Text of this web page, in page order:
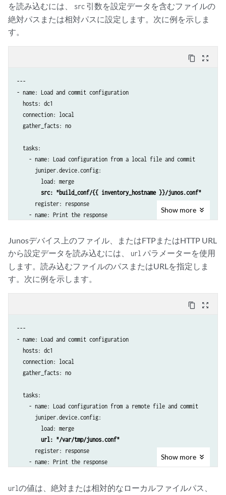
を読み込むには、
src 引数を設定データを含むファイルの
絶対パスまたは相対パスに設定します。次に例を示しま
す。
content_copy zoom_out_map
---
- name: Load and commit configuration
  hosts: dc1
  connection: local
  gather_facts: no
  tasks:
    - name: Load configuration from a local file and commit
      juniper.device.config:
        load: merge
src: "build_conf/{{ inventory_hostname }}/junos.conf"
      register: response
    - name: Print the response
        var: response
Show more
Junosデバイス上のファイル、またはFTPまたはHTTP URL
から設定データを読み込むには、
url パラメーターを使用
します。読み込むファイルのパスまたはURLを指定しま
す。次に例を示します。
content_copy zoom_out_map
---
- name: Load and commit configuration
  hosts: dc1
  connection: local
  gather_facts: no
  tasks:
    - name: Load configuration from a remote file and commit
      juniper.device.config:
        load: merge
url: "/var/tmp/junos.conf"
      register: response
    - name: Print the response
        var: response
Show more
urlの値は、絶対または相対的なローカルファイルパス、